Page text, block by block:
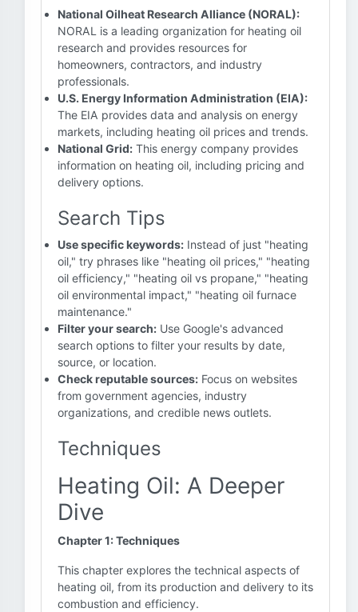
National Oilheat Research Alliance (NORAL):
NORAL is a leading organization for heating oil
research and provides resources for
homeowners, contractors, and industry
professionals.
U.S. Energy Information Administration (EIA):
The EIA provides data and analysis on energy
markets, including heating oil prices and trends.
National Grid: This energy company provides
information on heating oil, including pricing and
delivery options.
Search Tips
Use specific keywords: Instead of just "heating
oil," try phrases like "heating oil prices," "heating
oil efficiency," "heating oil vs propane," "heating
oil environmental impact," "heating oil furnace
maintenance."
Filter your search: Use Google's advanced
search options to filter your results by date,
source, or location.
Check reputable sources: Focus on websites
from government agencies, industry
organizations, and credible news outlets.
Techniques
Heating Oil: A Deeper
Dive
Chapter 1: Techniques
This chapter explores the technical aspects of
heating oil, from its production and delivery to its
combustion and efficiency.